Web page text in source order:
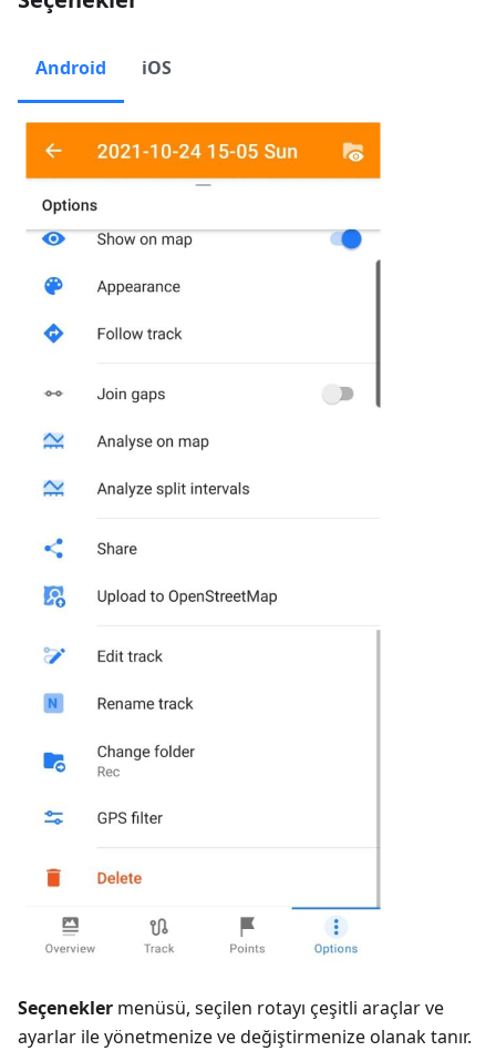
Android iOS
Seçenekler menüsü, seçilen rotayı çeşitli araçlar ve
ayarlar ile yönetmenize ve değiştirmenize olanak tanır.